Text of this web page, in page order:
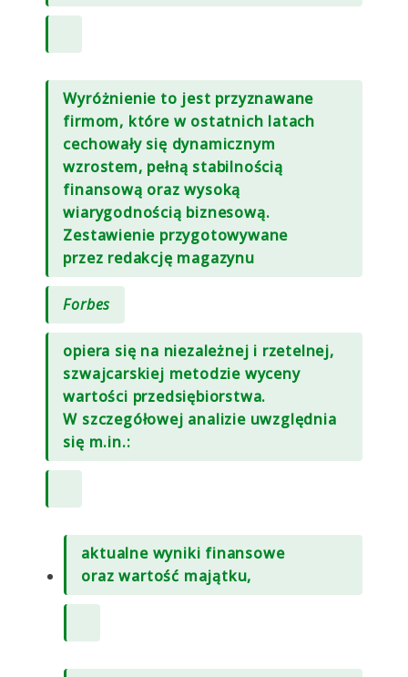
Wyróżnienie to jest przyznawane
firmom, które w ostatnich latach
cechowały się dynamicznym
wzrostem, pełną stabilnością
finansową oraz wysoką
wiarygodnością biznesową.
Zestawienie przygotowywane
przez redakcję magazynu
Forbes
opiera się na niezależnej i rzetelnej,
szwajcarskiej metodzie wyceny
wartości przedsiębiorstwa.
W szczegółowej analizie uwzględnia
się m.in.:
aktualne wyniki finansowe
oraz wartość majątku,